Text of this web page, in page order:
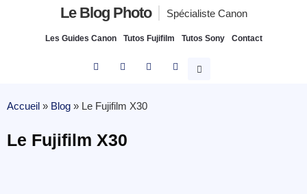
Le Blog Photo Spécialiste Canon
Les Guides Canon Tutos Fujifilm Tutos Sony Contact
Accueil » Blog » Le Fujifilm X30
Le Fujifilm X30